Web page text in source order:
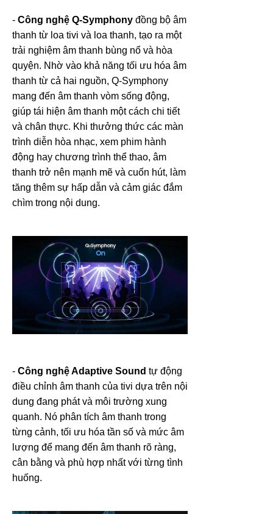
- Công nghệ Q-Symphony đồng bộ âm
thanh từ loa tivi và loa thanh, tạo ra một
trải nghiệm âm thanh bùng nổ và hòa
quyện. Nhờ vào khả năng tối ưu hóa âm
thanh từ cả hai nguồn, Q-Symphony
mang đến âm thanh vòm sống động,
giúp tái hiện âm thanh một cách chi tiết
và chân thực. Khi thưởng thức các màn
trình diễn hòa nhạc, xem phim hành
động hay chương trình thể thao, âm
thanh trở nên mạnh mẽ và cuốn hút, làm
tăng thêm sự hấp dẫn và cảm giác đắm
chìm trong nội dung.
- Công nghệ Adaptive Sound tự động
điều chỉnh âm thanh của tivi dựa trên nội
dung đang phát và môi trường xung
quanh. Nó phân tích âm thanh trong
từng cảnh, tối ưu hóa tần số và mức âm
lượng để mang đến âm thanh rõ ràng,
cân bằng và phù hợp nhất với từng tình
huống.